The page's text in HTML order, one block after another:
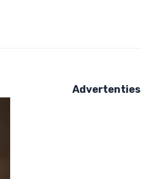
Advertenties